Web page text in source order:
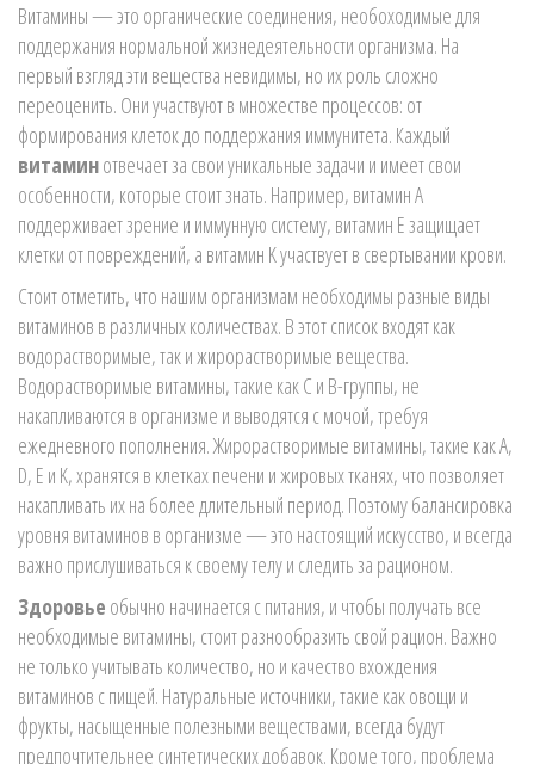
Витамины — это органические соединения, необоходимые для
поддержания нормальной жизнедеятельности организма. На
первый взгляд эти вещества невидимы, но их роль сложно
переоценить. Они участвуют в множестве процессов: от
формирования клеток до поддержания иммунитета. Каждый
витаминотвечает за свои уникальные задачи и имеет свои
особенности, которые стоит знать. Например, витамин A
поддерживает зрение и иммунную систему, витамин E защищает
клетки от повреждений, а витамин K участвует в свертывании крови.
Стоит отметить, что нашим организмам необходимы разные виды
витаминов в различных количествах. В этот список входят как
водорастворимые, так и жирорастворимые вещества.
Водорастворимые витамины, такие как C и B-группы, не
накапливаются в организме и выводятся с мочой, требуя
ежедневного пополнения. Жирорастворимые витамины, такие как A,
D, E и K, хранятся в клетках печени и жировых тканях, что позволяет
накапливать их на более длительный период. Поэтому балансировка
уровня витаминов в организме — это настоящий искусство, и всегда
важно прислушиваться к своему телу и следить за рационом.
Здоровье обычно начинается с питания, и чтобы получать все
необходимые витамины, стоит разнообразить свой рацион. Важно
не только учитывать количество, но и качество вхождения
витаминов с пищей. Натуральные источники, такие как овощи и
фрукты, насыщенные полезными веществами, всегда будут
предпочтительнее синтетических добавок. Кроме того, проблема